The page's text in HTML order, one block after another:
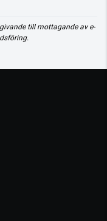
till mottagande av e-